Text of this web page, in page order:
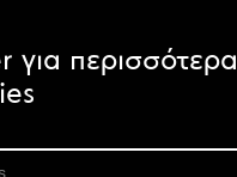
για περισσότερα